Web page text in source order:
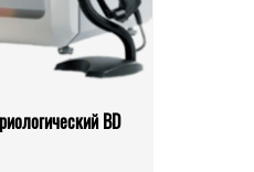
BD